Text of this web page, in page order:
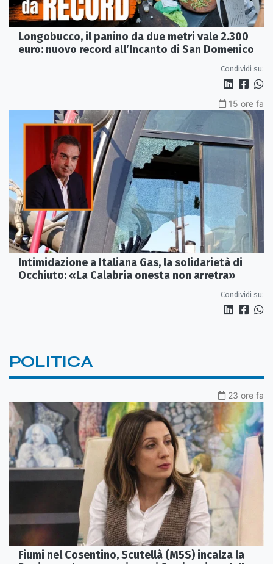
Longobucco, il panino da due metri vale 2.300
euro: nuovo record all’Incanto di San Domenico
Condividi su:
15 ore fa
Intimidazione a Italiana Gas, la solidarietà di
Occhiuto: «La Calabria onesta non arretra»
Condividi su:
POLITICA
23 ore fa
Fiumi nel Cosentino, Scutellà (M5S) incalza la